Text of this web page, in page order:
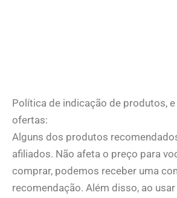
Política de indicação de produtos,
ofertas:
Alguns dos produtos
afiliados. Não afeta o preço para
comprar, podemos receber uma
recomendação. Além disso, ao